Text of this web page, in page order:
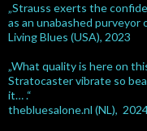
„Strauss exerts the
as an unabashed purveyor
Living Blues (USA), 2023
„What quality is here on
Stratocaster vibrate so
it… .“
thebluesalone.nl (NL),